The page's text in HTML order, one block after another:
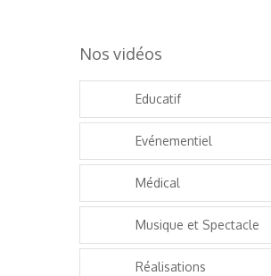
Nos vidéos
Educatif
Evénementiel
Médical
Musique et Spectacle
Réalisations